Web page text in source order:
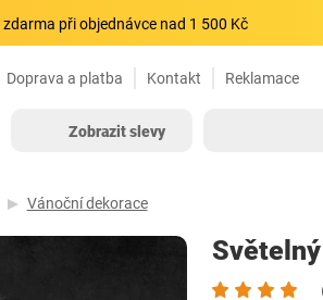
při objednávce nad 1 500 Kč
Doprava a platba Kontakt Reklamace
Zobrazit slevy
Vánoční dekorace